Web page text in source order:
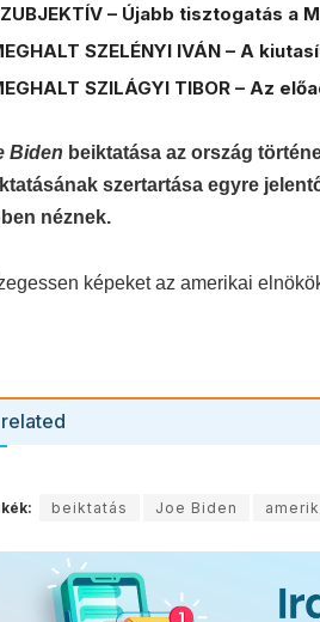
– Újabb tisztogatás a
SZELÉNYI IVÁN – A
SZILÁGYI TIBOR – Az
Biden beiktatása az ország
szertartása egyre
néznek.
képeket az amerikai
related
beiktatás Joe Biden